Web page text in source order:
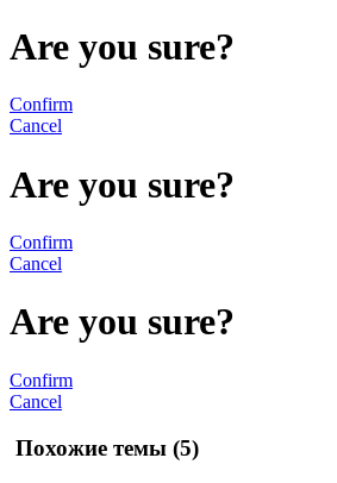
Are you sure?
Confirm
Cancel
Are you sure?
Confirm
Cancel
Are you sure?
Confirm
Cancel
Похожие темы (5)